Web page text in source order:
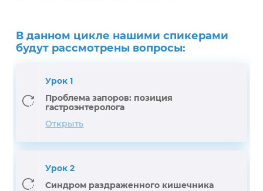
В данном цикле нашими спикерами
будут рассмотрены вопросы:
Урок 1
Проблема запоров: позиция
гастроэнтеролога
Открыть
Урок 2
Синдром раздраженного кишечника